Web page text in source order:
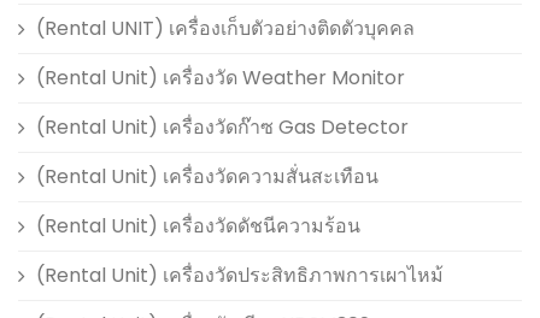
(Rental UNIT) เครื่องเก็บตัวอย่างติดตัวบุคคล
(Rental Unit) เครื่องวัด Weather Monitor
(Rental Unit) เครื่องวัดก๊าซ Gas Detector
(Rental Unit) เครื่องวัดความสั่นสะเทือน
(Rental Unit) เครื่องวัดดัชนีความร้อน
(Rental Unit) เครื่องวัดประสิทธิภาพการเผาไหม้